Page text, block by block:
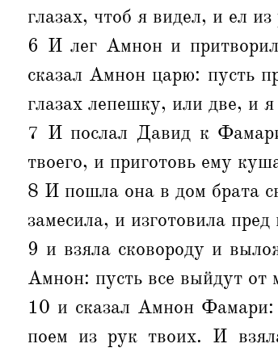
глазах, чтоб я видел, и ел из
6 И лег Амнон и
сказал Амнон царю: пусть
глазах лепешку, или две, и
7 И послал Давид к
твоего, и приготовь ему
8 И пошла она в дом брата
замесила, и изготовила
9 и взяла сковороду и
Амнон: пусть все выйдут
10 и сказал Амнон
поем из рук твоих. И